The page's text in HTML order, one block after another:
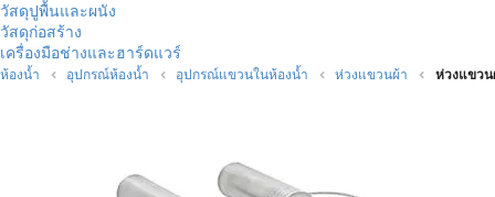
วัสดุปูพื้นและผนัง
วัสดุก่อสร้าง
เครื่องมือช่างและฮาร์ดแวร์
ห้องน้ำ อุปกรณ์ห้องน้ำ อุปกรณ์แขวนในห้องน้ำ ห่วงแขวนผ้า ห่วงแขวน